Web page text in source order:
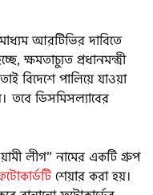
আরটিভির দাবিতে
ক্ষমতাচ্যুত প্রধানমন্ত্রী
বিদেশে পালিয়ে যাওয়া
তবে ডিসমিসল্যাবের
লীগ” নামের একটি গ্রুপ
শেয়ার করা হয়।